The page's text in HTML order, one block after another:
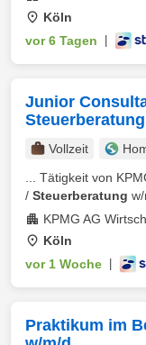
Köln
vor 6 Tagen
Junior
Vollzeit
... Tätigkeit von
/ Steuerberatung
KPMG AG
Köln
vor 1 Woche
Praktikum im